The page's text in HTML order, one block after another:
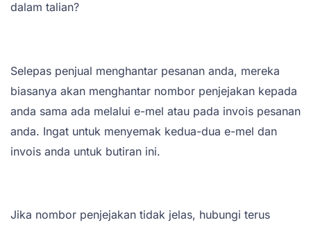
dalam talian?
Selepas penjual menghantar pesanan anda, mereka
biasanya akan menghantar nombor penjejakan kepada
anda sama ada melalui e-mel atau pada invois pesanan
anda. Ingat untuk menyemak kedua-dua e-mel dan
invois anda untuk butiran ini.
Jika nombor penjejakan tidak jelas, hubungi terus